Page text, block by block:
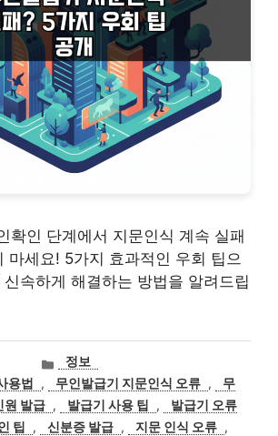
확인 단계에서 지문인식 계속 실패
마세요! 5가지 효과적인 우회 팁으
속하게 해결하는 방법을 알려드립
카
테
고
리
정보
용법 , 무인발급기 지문인식 오류 ,
무
원 발급 , 발급기 사용 팁 ,
발급기 오류
팁 , 신분증 발급 , 지문 인식 오류 ,